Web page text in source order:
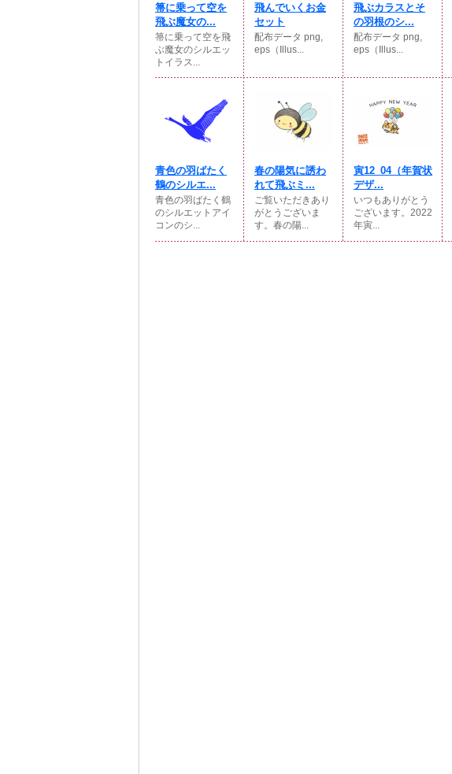
箒に乗って空を
飛ぶ魔女の...
箒に乗って空を飛
ぶ魔女のシルエッ
トイラス...
飛んでいくお金
セット
配布データ png,
eps（Illus...
飛ぶカラスとそ
の羽根のシ...
配布データ png,
eps（Illus...
青色の羽ばたく
鶴のシルエ...
青色の羽ばたく鶴
のシルエットアイ
コンのシ...
春の陽気に誘わ
れて飛ぶミ...
ご覧いただきあり
がとうございま
す。春の陽...
寅12_04（年賀状
デザ...
いつもありがとう
ございます。2022
年寅...